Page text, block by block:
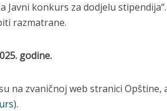
Javni konkurs za dodjelu stipendija“.
razmatrane.
godine.
na zvaničnoj web stranici Opštine,
).